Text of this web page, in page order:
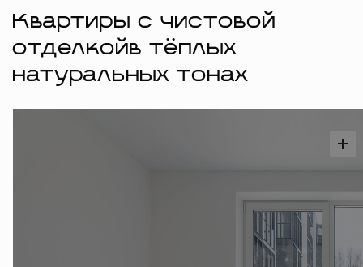
Квартиры с чистовой
отделкойв тёплых
натуральных тонах